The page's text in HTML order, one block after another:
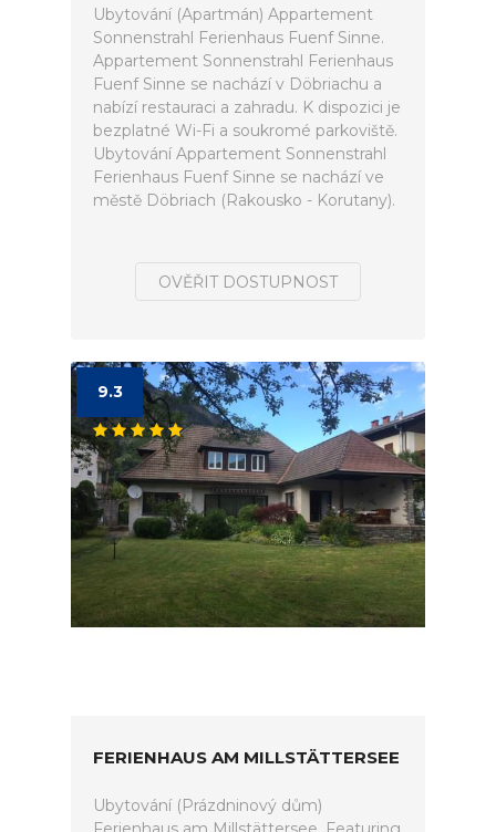
Ubytování (Apartmán) Appartement
Sonnenstrahl Ferienhaus Fuenf Sinne.
Appartement Sonnenstrahl Ferienhaus
Fuenf Sinne se nachází v Döbriachu a
nabízí restauraci a zahradu. K dispozici je
bezplatné Wi-Fi a soukromé parkoviště.
Ubytování Appartement Sonnenstrahl
Ferienhaus Fuenf Sinne se nachází ve
městě Döbriach (Rakousko - Korutany).
OVĚŘIT DOSTUPNOST
9.3
FERIENHAUS AM MILLSTÄTTERSEE
Ubytování (Prázdninový dům)